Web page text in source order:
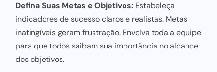
Defina Suas Metas e Objetivos: Estabeleça
indicadores de sucesso claros e realistas. Metas
inatingíveis geram frustração. Envolva toda a equipe
para que todos saibam sua importância no alcance
dos objetivos.